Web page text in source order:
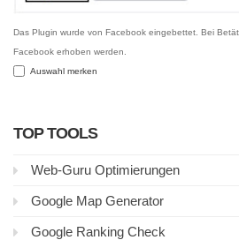
Das Plugin wurde von Facebook eingebettet. Bei
Facebook erhoben werden.
Auswahl merken
TOP TOOLS
Web-Guru Optimierungen
Google Map Generator
Google Ranking Check